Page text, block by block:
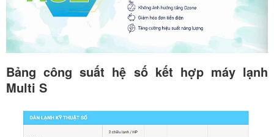
Bảng công suất hệ số kết hợp máy lạnh
Multi S